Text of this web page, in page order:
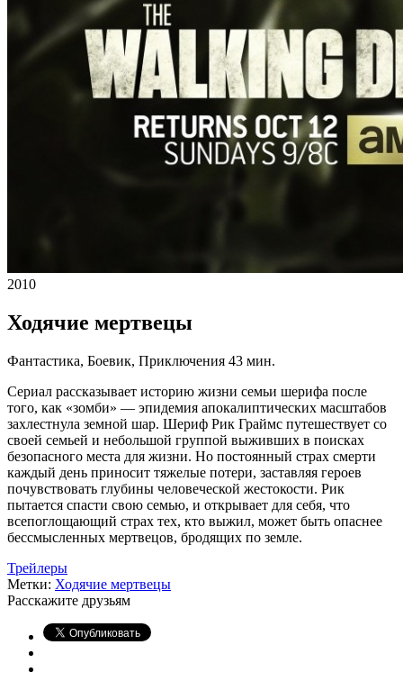
2010
Ходячие мертвецы
Фантастика, Боевик, Приключения 43 мин.
Сериал рассказывает историю жизни семьи шерифа после
того, как «зомби» — эпидемия апокалиптических масштабов
захлестнула земной шар. Шериф Рик Граймс путешествует со
своей семьей и небольшой группой выживших в поисках
безопасного места для жизни. Но постоянный страх смерти
каждый день приносит тяжелые потери, заставляя героев
почувствовать глубины человеческой жестокости. Рик
пытается спасти свою семью, и открывает для себя, что
всепоглощающий страх тех, кто выжил, может быть опаснее
бессмысленных мертвецов, бродящих по земле.
Трейлеры
Метки: Ходячие мертвецы
Расскажите друзьям